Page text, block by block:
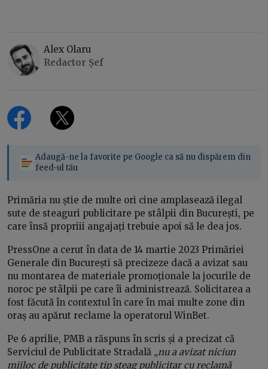
Alex Olaru
Redactor Șef
Adaugă-ne la favorite pe Google ca să nu dispărem din
feed-ul tău
Primăria nu știe de multe ori cine amplasează ilegal
sute de steaguri publicitare pe stâlpii din București, pe
care însă propriii angajați trebuie apoi să le dea jos.
PressOne a cerut în data de 14 martie 2023 Primăriei
Generale din București să precizeze dacă a avizat sau
nu montarea de materiale promoționale la jocurile de
noroc pe stâlpii pe care îi administrează. Solicitarea a
fost făcută în contextul în care în mai multe zone din
oraș au apărut reclame la operatorul WinBet.
Pe 6 aprilie, PMB a răspuns în scris și a precizat că
Serviciul de Publicitate Stradală „nu a avizat niciun
mijloc de publicitate tip steag publicitar cu reclamă